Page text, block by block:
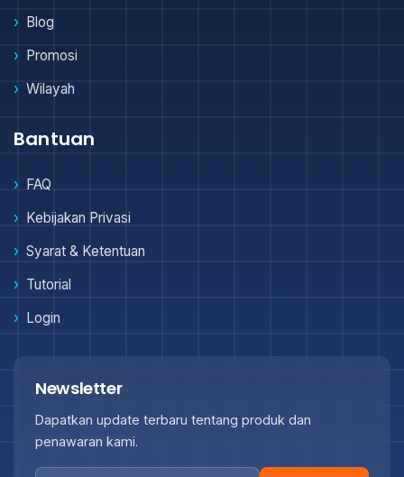
Blog
Promosi
Wilayah
Bantuan
FAQ
Kebijakan Privasi
Syarat & Ketentuan
Tutorial
Login
Newsletter
Dapatkan update terbaru tentang produk dan
penawaran kami.